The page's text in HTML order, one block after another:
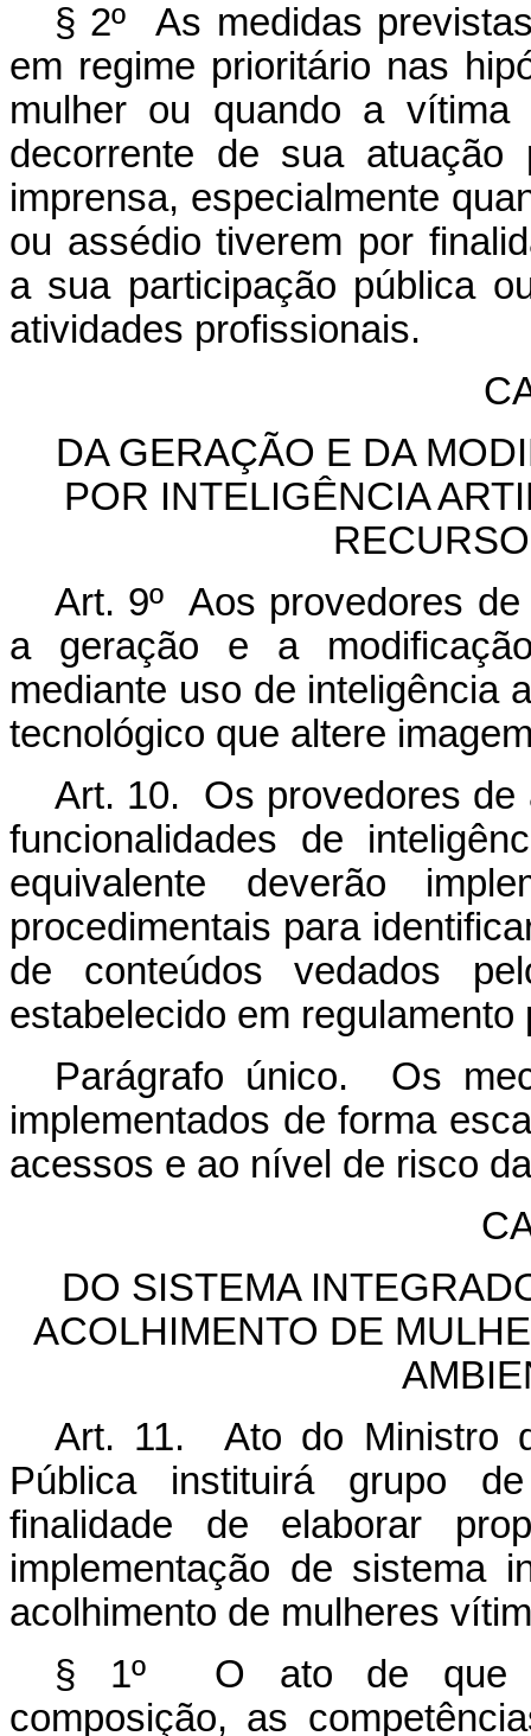
§ 2º As medidas
em regime prioritário nas
mulher ou quando a vítima
decorrente de sua atuação
imprensa, especialmente
ou assédio tiverem por
a sua participação pública
atividades profissionais.
DA GERAÇÃO E DA
POR INTELIGÊNCIA
Art. 9º Aos provedores
a geração e a
mediante uso de inteligência
tecnológico que altere
Art. 10. Os provedores
funcionalidades de
equivalente deverão
procedimentais para
de conteúdos vedados
estabelecido em
Parágrafo único. Os
implementados de forma
acessos e ao nível de risco
DO SISTEMA
ACOLHIMENTO DE
Art. 11. Ato do Ministro
Pública instituirá grupo
finalidade de elaborar
implementação de sistema
acolhimento de mulheres
§ 1º O ato de
composição, as